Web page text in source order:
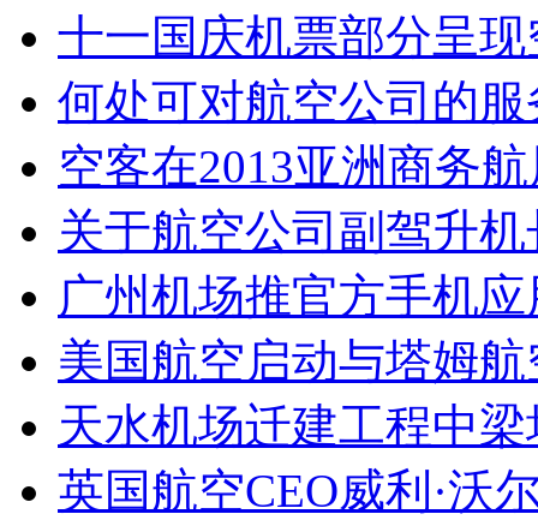
十一国庆机票部分呈
何处可对航空公司的
空客在2013亚洲商务
关于航空公司副驾升
广州机场推官方手机
美国航空启动与塔姆
天水机场迁建工程中
英国航空CEO威利·沃